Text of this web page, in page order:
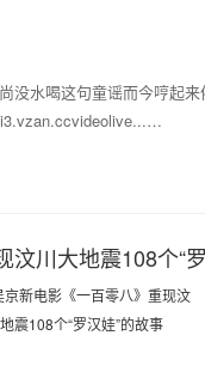
没水喝这句童谣而今哼起
川大地震108个“